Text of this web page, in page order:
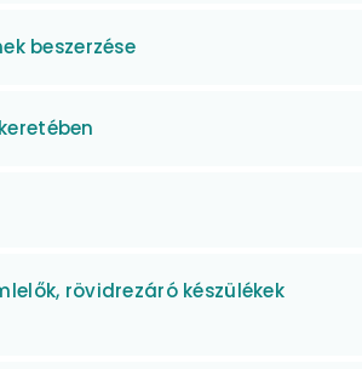
beszerzése
rövidrezáró készülékek